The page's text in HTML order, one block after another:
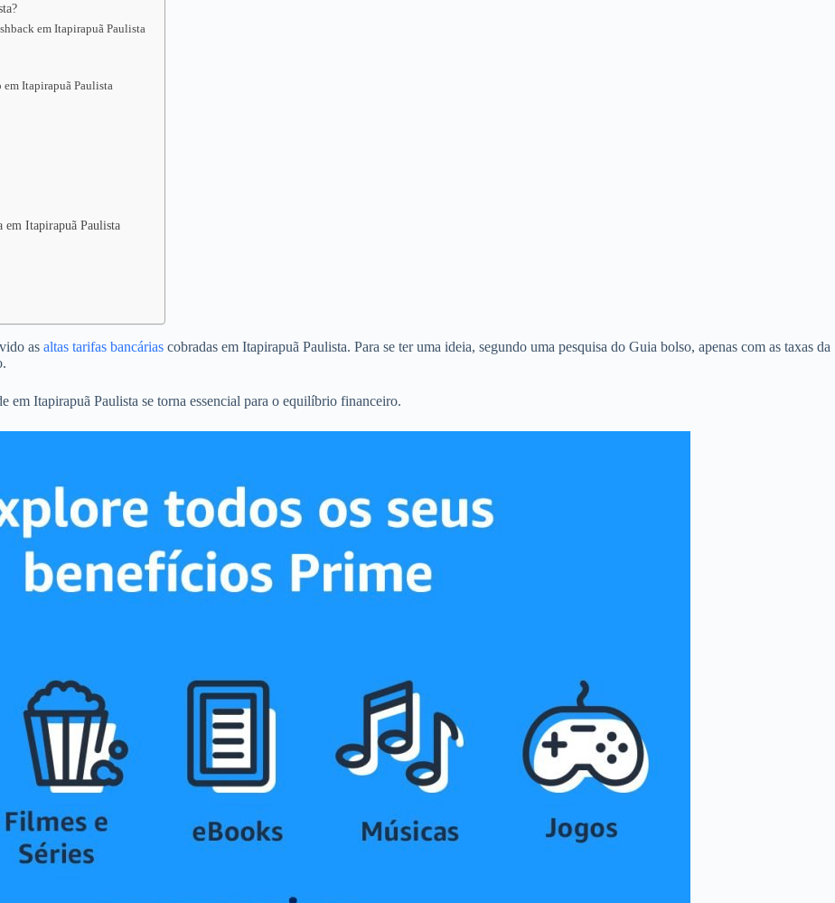
em Itapirapuã Paulista
Itapirapuã Paulista
em Itapirapuã Paulista
as altas tarifas bancárias cobradas em Itapirapuã Paulista. Para se ter uma ideia, segundo uma pesquisa do Guia bolso, apenas com as taxas da
Itapirapuã Paulista se torna essencial para o equilíbrio financeiro.